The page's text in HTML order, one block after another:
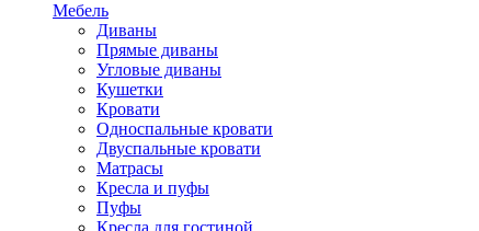
Мебель
Диваны
Прямые диваны
Угловые диваны
Кушетки
Кровати
Односпальные кровати
Двуспальные кровати
Матрасы
Кресла и пуфы
Пуфы
Кресла для гостиной